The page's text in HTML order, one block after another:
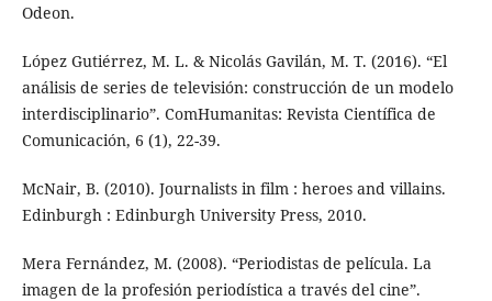
Odeon.
López Gutiérrez, M. L. & Nicolás Gavilán, M. T. (2016). “El
análisis de series de televisión: construcción de un modelo
interdisciplinario”. ComHumanitas: Revista Científica de
Comunicación, 6 (1), 22-39.
McNair, B. (2010). Journalists in film : heroes and villains.
Edinburgh : Edinburgh University Press, 2010.
Mera Fernández, M. (2008). “Periodistas de película. La
imagen de la profesión periodística a través del cine”.